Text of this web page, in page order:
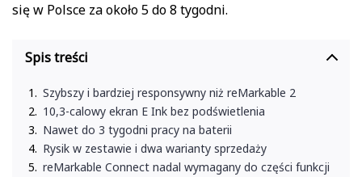
się w Polsce za około 5 do 8 tygodni.
Spis treści
Szybszy i bardziej responsywny niż reMarkable 2
10,3-calowy ekran E Ink bez podświetlenia
Nawet do 3 tygodni pracy na baterii
Rysik w zestawie i dwa warianty sprzedaży
reMarkable Connect nadal wymagany do części funkcji